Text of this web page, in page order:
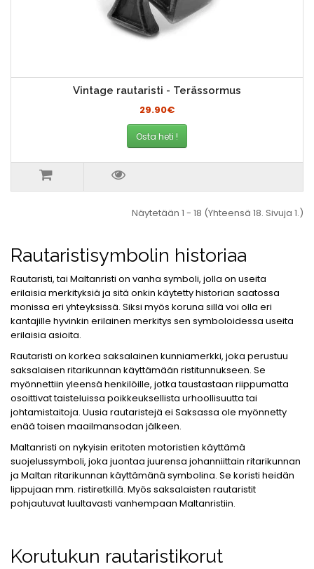
Vintage rautaristi - Terässormus
29.90€
Osta heti !
Näytetään 1 - 18 (Yhteensä 18. Sivuja 1.)
Rautaristisymbolin historiaa
Rautaristi, tai Maltanristi on vanha symboli, jolla on useita
erilaisia merkityksiä ja sitä onkin käytetty historian saatossa
monissa eri yhteyksissä. Siksi myös koruna sillä voi olla eri
kantajille hyvinkin erilainen merkitys sen symboloidessa useita
erilaisia asioita.
Rautaristi on korkea saksalainen kunniamerkki, joka perustuu
saksalaisen ritarikunnan käyttämään ristitunnukseen. Se
myönnettiin yleensä henkilöille, jotka taustastaan riippumatta
osoittivat taisteluissa poikkeuksellista urhoollisuutta tai
johtamistaitoja. Uusia rautaristejä ei Saksassa ole myönnetty
enää toisen maailmansodan jälkeen.
Maltanristi on nykyisin eritoten motoristien käyttämä
suojelussymboli, joka juontaa juurensa johanniittain ritarikunnan
ja Maltan ritarikunnan käyttämänä symbolina. Se koristi heidän
lippujaan mm. ristiretkillä. Myös saksalaisten rautaristit
pohjautuvat luultavasti vanhempaan Maltanristiin.
Korutukun rautaristikorut